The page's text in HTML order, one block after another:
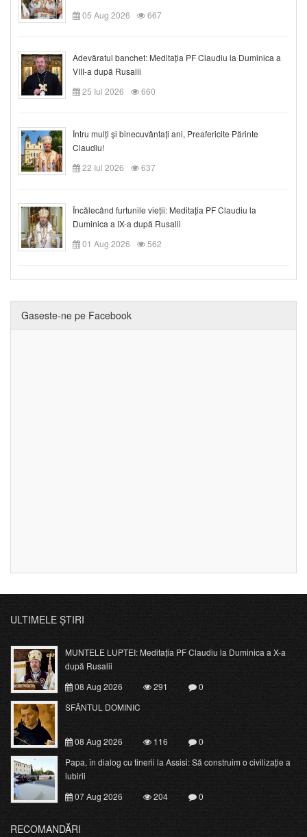
05 Aug 2026 667
Adevăratul banchet: Meditația PF Claudiu la Duminica a
VIII-a după Rusalii
25 Iul 2026
660
Întru mulți și binecuvântați ani, Preafericite Părinte
Claudiu!
22 Iul 2026
637
Încălecând furtunile vieții: Meditația PF Claudiu la
Duminica a IX-a după Rusalii
01 Aug 2026
562
Gaseste-ne pe Facebook
ULTIMELE ȘTIRI
MUNTELE LUPTEI: Meditația PF Claudiu la Duminica a X-a
după Rusalii
08 Aug 2026
291
0
SFÂNTUL DOMINIC
08 Aug 2026 116
0
Papa, în dialog cu tinerii la Assisi: Să construim o civilizație a
iubirii
07 Aug 2026
204 0
RECOMANDĂRI